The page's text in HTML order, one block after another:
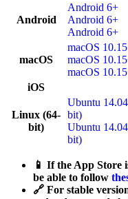
Android
Android 6+
Android 6+
Android 6+
macOS
macOS
macOS
macOS
iOS
Linux (64-
bit)
Ubuntu
bit)
Ubuntu
bit)
📱 If the App Store
be able to follow
🔗 For stable